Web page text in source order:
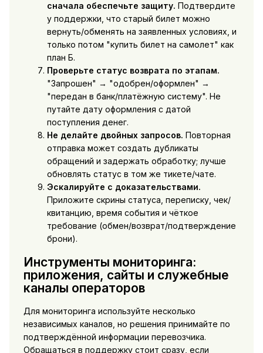
сначала обеспечьте защиту. Подтвердите
у поддержки, что старый билет можно
вернуть/обменять на заявленных условиях, и
только потом "купить билет на самолет" как
план Б.
Проверьте статус возврата по этапам.
"Запрошен" → "одобрен/оформлен" →
"передан в банк/платёжную систему". Не
путайте дату оформления с датой
поступления денег.
Не делайте двойных запросов. Повторная
отправка может создать дубликаты
обращений и задержать обработку; лучше
обновлять статус в том же тикете/чате.
Эскалируйте с доказательствами.
Приложите скрины статуса, переписку, чек/
квитанцию, время события и чёткое
требование (обмен/возврат/подтверждение
брони).
Инструменты мониторинга:
приложения, сайты и служебные
каналы операторов
Для мониторинга используйте несколько
независимых каналов, но решения принимайте по
подтверждённой информации перевозчика.
Обращаться в поддержку стоит сразу, если